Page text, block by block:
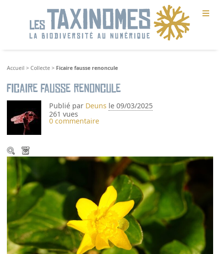
≡
Accueil >Collecte > Ficaire fausse renoncule
Ficaire fausse renoncule
Publié par Deuns le 09/03/2025
261 vues
0 commentaire